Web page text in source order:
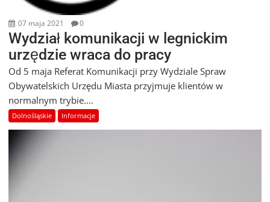
07 maja 2021 0
Wydział komunikacji w legnickim
urzędzie wraca do pracy
Od 5 maja Referat Komunikacji przy Wydziale Spraw
Obywatelskich Urzędu Miasta przyjmuje klientów w
normalnym trybie....
Dolnośląskie Informacje